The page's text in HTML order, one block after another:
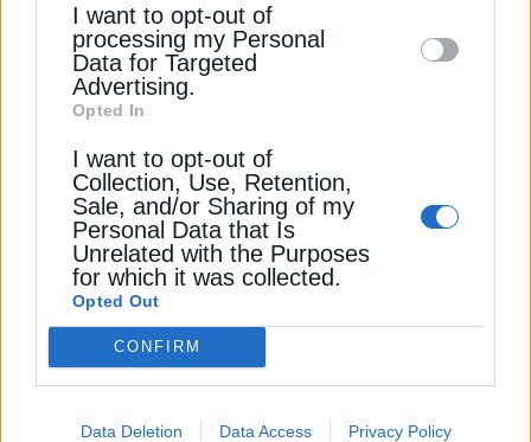
disclose it to other third parties.
I want to opt-out of
processing my Personal
Data for Targeted
Advertising.
Opted In
I want to opt-out of
Collection, Use, Retention,
Sale, and/or Sharing of my
Personal Data that Is
Unrelated with the Purposes
for which it was collected.
Opted Out
CONFIRM
Data Deletion Data Access Privacy Policy
Γαλλία: Πιθανοί περιορισμοί στην πυρηνική
παραγωγή λόγω καύσωνα
ΓΑΛΛΙΑ ΘΕΡΜΟΚΡΑΣΙΑ
ΔΕΊΤΕ ΕΠΊΣΗΣ